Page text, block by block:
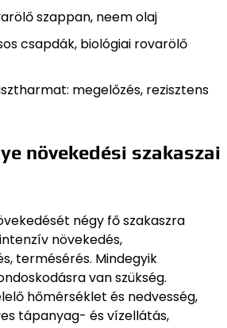
szappan, neem olaj
csapdák, biológiai rovarölő
megelőzés, rezisztens
növekedési szakaszai
négy fő szakaszra
növekedés,
termésérés. Mindegyik
van szükség.
hőmérséklet és nedvesség,
tápanyag- és vízellátás,